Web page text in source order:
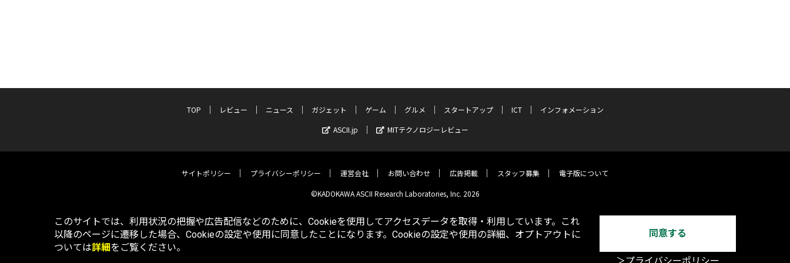
TOP レビュー ニュース ガジェット ゲーム グルメ スタートアップ ICT
インフォメーション
ASCII.jp
MITテクノロジーレビュー
サイトポリシー プライバシーポリシー 運営会社 お問い合わせ 広告掲載 スタッフ募集 電子版について
©KADOKAWA ASCII Research Laboratories, Inc. 2026
このサイトでは、利用状況の把握や広告配信などのために、Cookieを使用してアクセスデータを取得・利用しています。これ
以降のページに遷移した場合、Cookieの設定や使用に同意したことになります。Cookieの設定や使用の詳細、オプトアウトに
ついては詳細をご覧ください。
同意する